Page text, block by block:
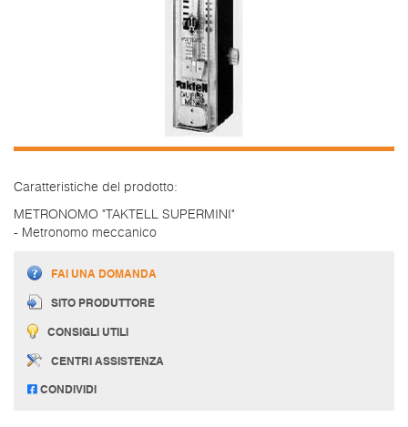
Caratteristiche del prodotto:
METRONOMO "TAKTELL SUPERMINI"
- Metronomo meccanico
FAI UNA DOMANDA
SITO PRODUTTORE
CONSIGLI UTILI
CENTRI ASSISTENZA
CONDIVIDI